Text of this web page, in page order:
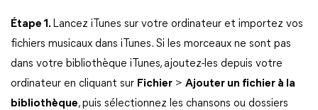
Étape 1. Lancez iTunes sur votre ordinateur et importez vos
fichiers musicaux dans iTunes. Si les morceaux ne sont pas
dans votre bibliothèque iTunes, ajoutez-les depuis votre
ordinateur en cliquant sur Fichier > Ajouter un fichier à la
bibliothèque, puis sélectionnez les chansons ou dossiers